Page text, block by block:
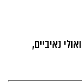
נאיביים,